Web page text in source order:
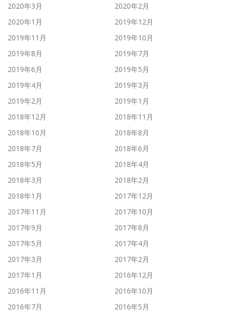
2020年3月
2020年2月
2020年1月
2019年12月
2019年11月
2019年10月
2019年8月
2019年7月
2019年6月
2019年5月
2019年4月
2019年3月
2019年2月
2019年1月
2018年12月
2018年11月
2018年10月
2018年8月
2018年7月
2018年6月
2018年5月
2018年4月
2018年3月
2018年2月
2018年1月
2017年12月
2017年11月
2017年10月
2017年9月
2017年8月
2017年5月
2017年4月
2017年3月
2017年2月
2017年1月
2016年12月
2016年11月
2016年10月
2016年7月
2016年5月